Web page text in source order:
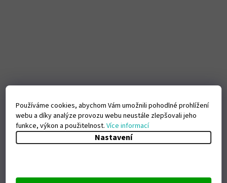
Používáme cookies, abychom Vám umožnili pohodlné prohlížení
webu a díky analýze provozu webu neustále zlepšovali jeho
funkce, výkon a použitelnost.Více informací
Nastavení